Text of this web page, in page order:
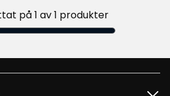
på 1 av 1 produkter